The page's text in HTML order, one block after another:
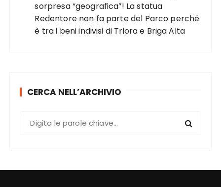
sorpresa “geografica”! La statua
Redentore non fa parte del Parco perché
è tra i beni indivisi di Triora e Briga Alta
CERCA NELL’ARCHIVIO